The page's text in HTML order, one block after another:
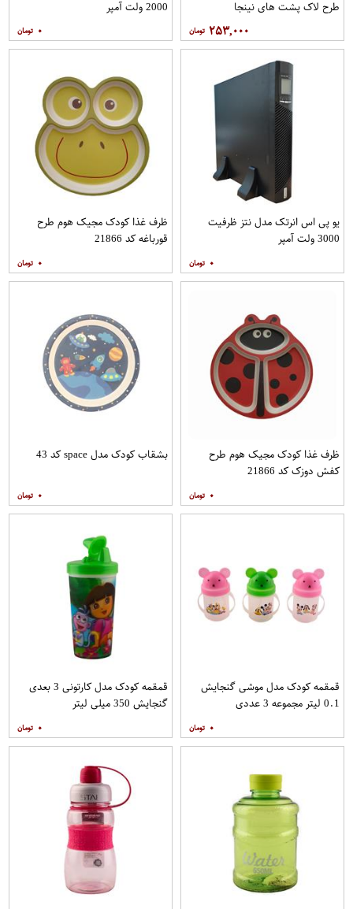
طرح لاک پشت های نینجا
۲۵۳,۰۰۰
2000 ولت آمپر
۰
یو پی اس انرتک مدل نتز ظرفیت
3000 ولت آمپر
۰
ظرف غذا کودک مجیک هوم طرح
قورباغه کد 21866
۰
ظرف غذا کودک مجیک هوم طرح
کفش دوزک کد 21866
۰
بشقاب کودک مدل space کد 43
۰
قمقمه کودک مدل موشی گنجایش
0.1 لیتر مجموعه 3 عددی
۰
قمقمه کودک مدل کارتونی 3 بعدی
گنجایش 350 میلی لیتر
۰